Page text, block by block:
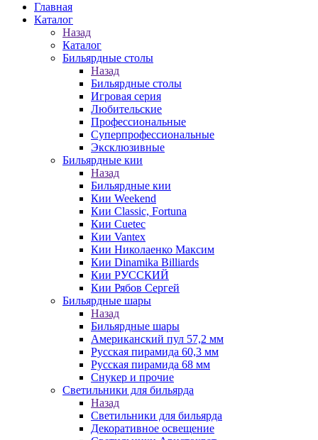
Главная
Каталог
Назад
Каталог
Бильярдные столы
Назад
Бильярдные столы
Игровая серия
Любительские
Профессиональные
Суперпрофессиональные
Эксклюзивные
Бильярдные кии
Назад
Бильярдные кии
Кии Weekend
Кии Classic, Fortuna
Кии Cuetec
Кии Vantex
Кии Николаенко Максим
Кии Dinamika Billiards
Кии РУССКИЙ
Кии Рябов Сергей
Бильярдные шары
Назад
Бильярдные шары
Американский пул 57,2 мм
Русская пирамида 60,3 мм
Русская пирамида 68 мм
Снукер и прочие
Светильники для бильярда
Назад
Светильники для бильярда
Декоративное освещение